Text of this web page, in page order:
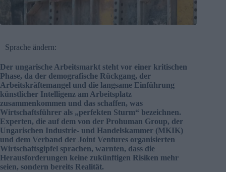
Sprache ändern:
Der ungarische Arbeitsmarkt steht vor einer kritischen
Phase, da der demografische Rückgang, der
Arbeitskräftemangel und die langsame Einführung
künstlicher Intelligenz am Arbeitsplatz
zusammenkommen und das schaffen, was
Wirtschaftsführer als „perfekten Sturm“ bezeichnen.
Experten, die auf dem von der Prohuman Group, der
Ungarischen Industrie- und Handelskammer (MKIK)
und dem Verband der Joint Ventures organisierten
Wirtschaftsgipfel sprachen, warnten, dass die
Herausforderungen keine zukünftigen Risiken mehr
seien, sondern bereits Realität.